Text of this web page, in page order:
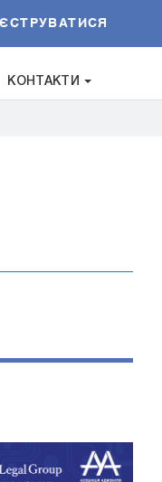
КОНТАКТИ